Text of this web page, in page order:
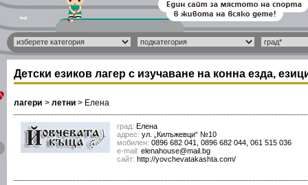
Детски езиков лагер с изучаване на конна езда,
лагери > летни > Елена
град: Елена
адрес: ул. „Килъжевци“ №10
мобилен: 0896 682 041, 0896 682 044, 061 515 036
е-mail: elenahouse@mail.bg
сайт: http://yovchevatakashta.com/